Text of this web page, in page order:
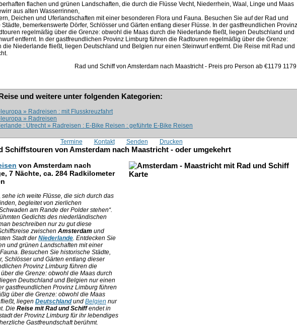
flachen und grünen Landschaften, die durch die Flüsse Vecht, Niederrhein, Waal, Linge und Maas
aus alten Wasserrinnen,
Deichen und Uferlandschaften mit einer besonderen Flora und Fauna. Besuchen Sie auf der Rad und
bemerkenswerte Dörfer, Schlösser und Gärten entlang dieser Flüsse. In der gastfreundlichen Provinz
regelmäßig über die Grenze: obwohl die Maas durch die Niederlande fließt, liegen Deutschland und
entfernt. In der gastfreundlichen Provinz Limburg führen die Radtouren regelmäßig über die Grenze:
die Niederlande fließt, liegen Deutschland und Belgien nur einen Steinwurf entfernt. Die Reise mit Rad und
Rad und Schiff von Amsterdam nach Maastricht - Preis pro Person ab €1179
und weitere unter folgenden Kategorien:
» Radreisen : mit Flusskreuzfahrt
» Radreisen
: Utrecht » Radreisen : E-Bike Reisen : geführte E-Bike Reisen
Termine Kontakt Senden Drucken
Schiffstouren von Amsterdam nach Maastricht - oder umgekehrt
von Amsterdam nach
7 Nächte, ca. 284 Radkilometer
sehe ich weite Flüsse, die sich durch das
begleitet von zierlichen
am Rande der Polder stehen“.
Gedichts des niederländischen
beschreiben nur zu gut diese
zwischen Amsterdam und
Stadt derNiederlande. Entdecken Sie
und grünen Landschaften mit einer
Besuchen Sie historische Städte,
Schlösser und Gärten entlang dieser
Provinz Limburg führen die
die Grenze: obwohl die Maas durch
Deutschland und Belgien nur einen
gastfreundlichen Provinz Limburg führen
über die Grenze: obwohl die Maas
liegen Deutschlandund Belgien nur
Die Reise mit Rad und Schiffendet in
der Provinz Limburg für ihr lebendiges
Gastfreundschaft berühmt.